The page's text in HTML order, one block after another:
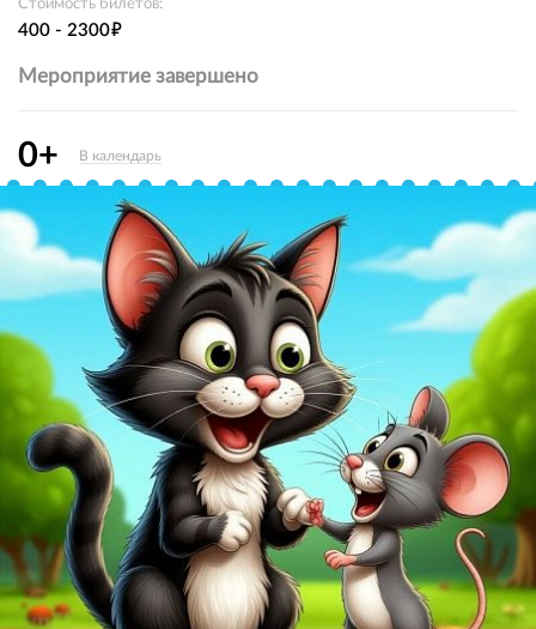
Стоимость билетов:
400 - 2300е
Мероприятие завершено
0+ В календарь